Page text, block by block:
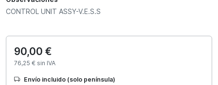
CONTROL UNIT ASSY-V.E.S.S
90,00 €
76,25 € sin IVA
Envío incluido (solo península)